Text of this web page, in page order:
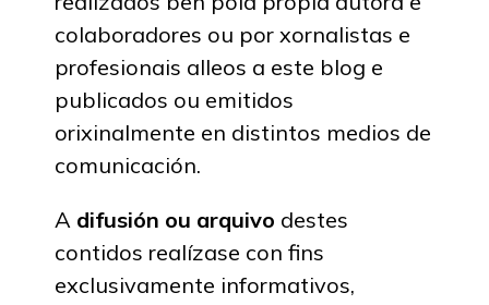
colaboradores ou por xornalistas e
profesionais alleos a este blog e
publicados ou emitidos
orixinalmente en distintos medios de
comunicación.
A difusión ou arquivo destes
contidos realízase con fins
exclusivamente informativos,